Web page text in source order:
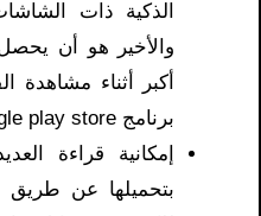
الذكية ذات
والأخير هو أن
أكبر أثناء مشاهدة
برنامج google play store للاندرويد​.
إمكانية قراءة
بتحميلها عن